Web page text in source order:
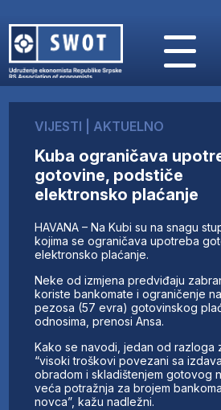
O NAMA
AKTUELNO
ANALIZE
KOMPANIJE
FINANSIJE
IZ STRANIH MEDIJA
AKTIVNOSTI
SWOT INTERVJU
UČLANI SE
KONTAKT
VIJESTI AKTUELNO
Kuba ograničava
gotovine, podstiče
elektronsko plaćanje
HAVANA – Na Kubi su na snagu
kojima se ograničava upotreba
elektronsko plaćanje.
Neke od izmjena predviđaju
koriste bankomate i ograničenje
pezosa (57 evra) gotovinskog
odnosima, prenosi Ansa.
Kako se navodi, jedan od razloga
“visoki troškovi povezani sa
obradom i skladištenjem gotovog
veća potražnja za brojem
novca”, kažu nadležni.